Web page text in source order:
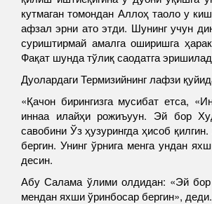
кутмаган томондан Аллоҳ таоло у
афзал эрни ато этди. Шунинг учун
суриштирмай амалга оширишга
Фақат шунда тўлиқ саодатга
Дуолардаги Термизийнинг лафзи
«Қачон бирингизга мусибат етса,
иннаа илайҳи рожиъуун. Эй бор
савобини Ўз ҳузурингда ҳисоб
бергин. Унинг ўрнига менга ундан
десин.
Абу Салама ўлими олдидан: «Эй
мендан яхши ўринбосар бергин», деди.